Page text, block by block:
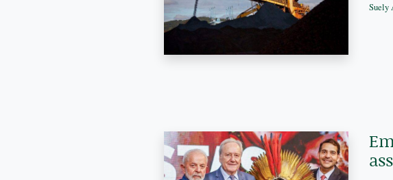
Suely